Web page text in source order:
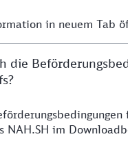
in neuem Tab
die
NAH.SH im